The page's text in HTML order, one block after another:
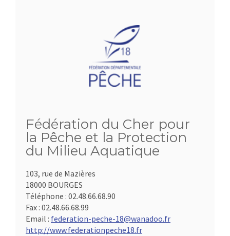
Fédération du Cher pour
la Pêche et la Protection
du Milieu Aquatique
103, rue de Mazières
18000 BOURGES
Téléphone : 02.48.66.68.90
Fax : 02.48.66.68.99
Email : federation-peche-18@wanadoo.fr
http://www.federationpeche18.fr